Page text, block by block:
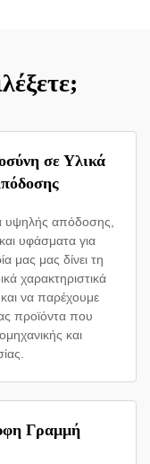
σε Υλικά
υψηλής απόδοσης,
υφάσματα για
μας μας δίνει τη
χαρακτηριστικά
να παρέχουμε
προϊόντα που
και
Γραμμή